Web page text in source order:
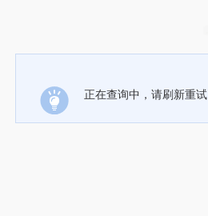
正在查询中，请刷新重试